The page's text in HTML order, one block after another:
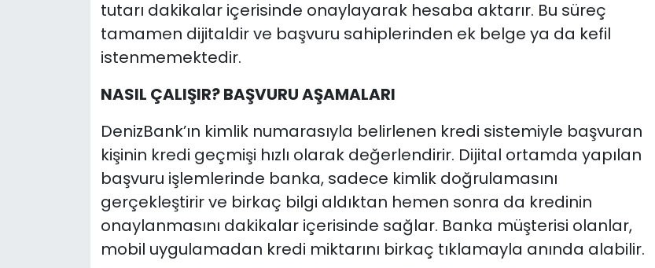
tutarı dakikalar içerisinde onaylayarak hesaba aktarır. Bu süreç
tamamen dijitaldir ve başvuru sahiplerinden ek belge ya da kefil
istenmemektedir.
NASIL ÇALIŞIR? BAŞVURU AŞAMALARI
DenizBank’ın kimlik numarasıyla belirlenen kredi sistemiyle başvuran
kişinin kredi geçmişi hızlı olarak değerlendirir. Dijital ortamda yapılan
başvuru işlemlerinde banka, sadece kimlik doğrulamasını
gerçekleştirir ve birkaç bilgi aldıktan hemen sonra da kredinin
onaylanmasını dakikalar içerisinde sağlar. Banka müşterisi olanlar,
mobil uygulamadan kredi miktarını birkaç tıklamayla anında alabilir.